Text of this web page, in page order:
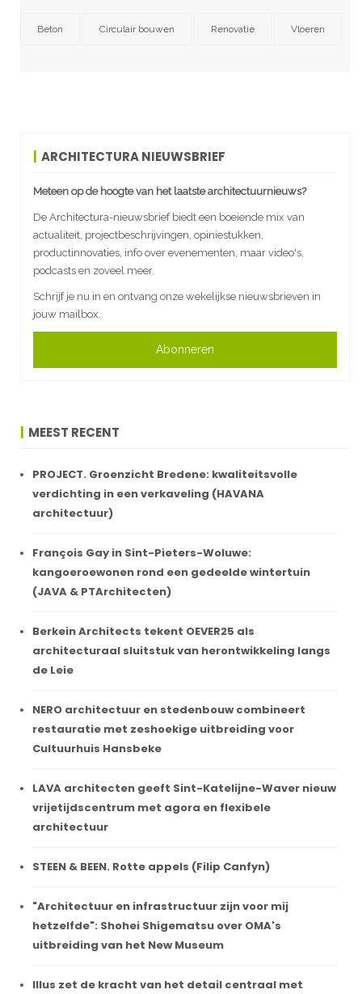
Beton Circulair bouwen Renovatie Vloeren
ARCHITECTURA NIEUWSBRIEF
Meteen op de hoogte van het laatste architectuurnieuws?
De Architectura-nieuwsbrief biedt een boeiende mix van
actualiteit, projectbeschrijvingen, opiniestukken,
productinnovaties, info over evenementen, maar video's,
podcasts en zoveel meer.
Schrijf je nu in en ontvang onze wekelijkse nieuwsbrieven in
jouw mailbox.
Abonneren
MEEST RECENT
PROJECT. Groenzicht Bredene: kwaliteitsvolle
verdichting in een verkaveling (HAVANA
architectuur)
François Gay in Sint-Pieters-Woluwe:
kangoeroewonen rond een gedeelde wintertuin
(JAVA & PTArchitecten)
Berkein Architects tekent OEVER25 als
architecturaal sluitstuk van herontwikkeling langs
de Leie
NERO architectuur en stedenbouw combineert
restauratie met zeshoekige uitbreiding voor
Cultuurhuis Hansbeke
LAVA architecten geeft Sint-Katelijne-Waver nieuw
vrijetijdscentrum met agora en flexibele
architectuur
STEEN & BEEN. Rotte appels (Filip Canfyn)
"Architectuur en infrastructuur zijn voor mij
hetzelfde": Shohei Shigematsu over OMA's
uitbreiding van het New Museum
Illus zet de kracht van het detail centraal met